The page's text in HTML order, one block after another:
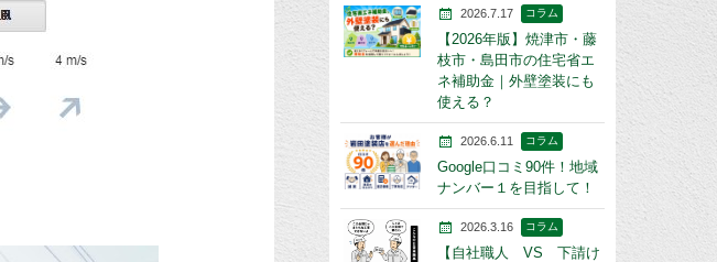
2026.7.17 コラム
【2026年版】焼津市・藤
枝市・島田市の住宅省エ
ネ補助金｜外壁塗装にも
使える？
2026.6.11 コラム
Google口コミ90件！地域
ナンバー１を目指して！
2026.3.16 コラム
【自社職人 VS 下請け